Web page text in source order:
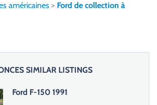
américaines > Ford de collection à
SIMILAR LISTINGS
Ford F-150 1991